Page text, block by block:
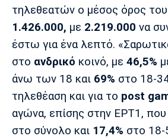
Ίντερ Μίλαν
Μπορούσια
Παρί Σεν
τηλεθεατών ο μέσος όρος
1.426.000, με 2.219.000 να
έστω για ένα λεπτό.
στο ανδρικό κοινό, με 46,5%
άνω των 18 και 69% στο 18-
τηλεθέαση και για το post
αγώνα, επίσης στην ΕΡΤ1,
στο σύνολο και 17,4% στο 18-